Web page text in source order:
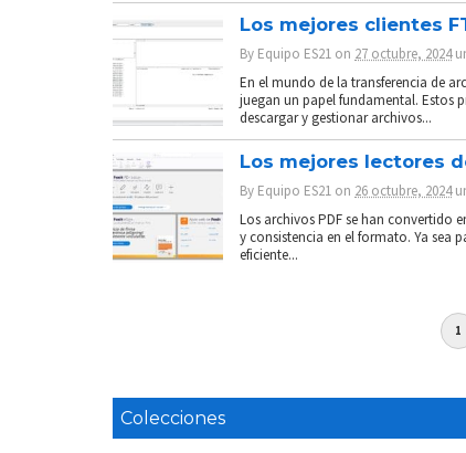
Los mejores clientes
By Equipo ES21 on 27 octubre, 2024
En el mundo de la transferencia de
juegan un papel fundamental. Estos
descargar y gestionar archivos...
Los mejores lectores
By Equipo ES21 on 26 octubre, 2024
Los archivos PDF se han convertido
y consistencia en el formato. Ya sea
eficiente...
1
Colecciones